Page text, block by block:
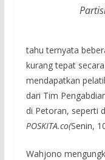
tahu ternyata
kurang tepat
mendapatkan
dari Tim
di Petoran, seperti
POSKITA.co(Senin,
Wahjono